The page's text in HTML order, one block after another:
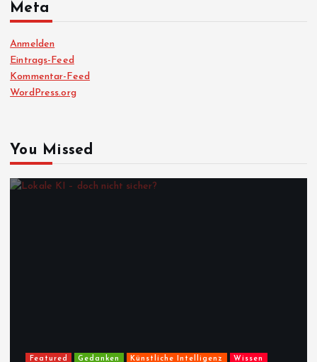
Meta
Anmelden
Eintrags-Feed
Kommentar-Feed
WordPress.org
You Missed
Featured Gedanken Künstliche Intelligenz Wissen